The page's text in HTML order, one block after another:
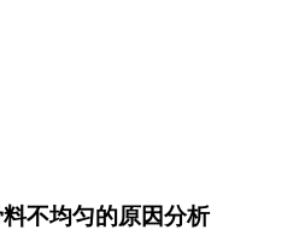
不均匀的原因分析